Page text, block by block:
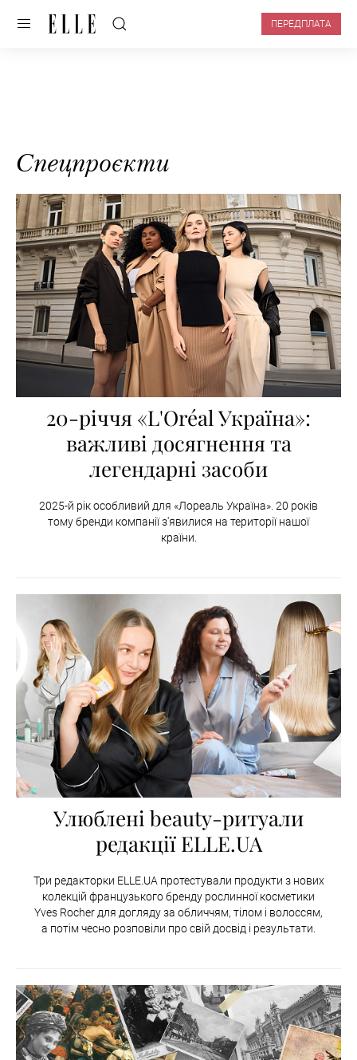
ПЕРЕДПЛАТА
Спецпроєкти
20-річчя «L'Oréal Україна»:
важливі досягнення та
легендарні засоби
2025-й рік особливий для «Лореаль Україна». 20 років
тому бренди компанії з'явилися на території нашої
країни.
Улюблені beauty-ритуали
редакції ELLE.UA
Три редакторки ELLE.UA протестували продукти з нових
колекцій французького бренду рослинної косметики
Yves Rocher для догляду за обличчям, тілом і волоссям,
а потім чесно розповіли про свій досвід і результати.